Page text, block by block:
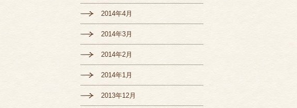
2014年4月
2014年3月
2014年2月
2014年1月
2013年12月